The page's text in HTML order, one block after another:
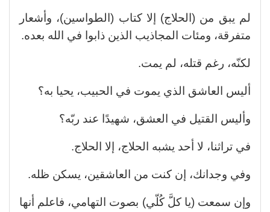
لم يبق من (الحلاج) إلا كتاب (الطواسين)، وأشعار
متفرقة، ومئات المجاذيب الذين ذابوا في الله بعده.
لكنّه، رغم قتله، لم يمت.
أليس العاشق الذي يموت في الحبيب، يحيا به؟
وأليس القتيل في العشق، شهيدًا عند ربّه؟
في تراثنا، لا أحد يشبه الحلاج، إلا الحلاج.
وفي وجدانك، إن كنت من العاشقين، يسكن ظله.
وإن سمعت (يا كلَّ كُلّي) بصوت التهامي، فاعلم أنها